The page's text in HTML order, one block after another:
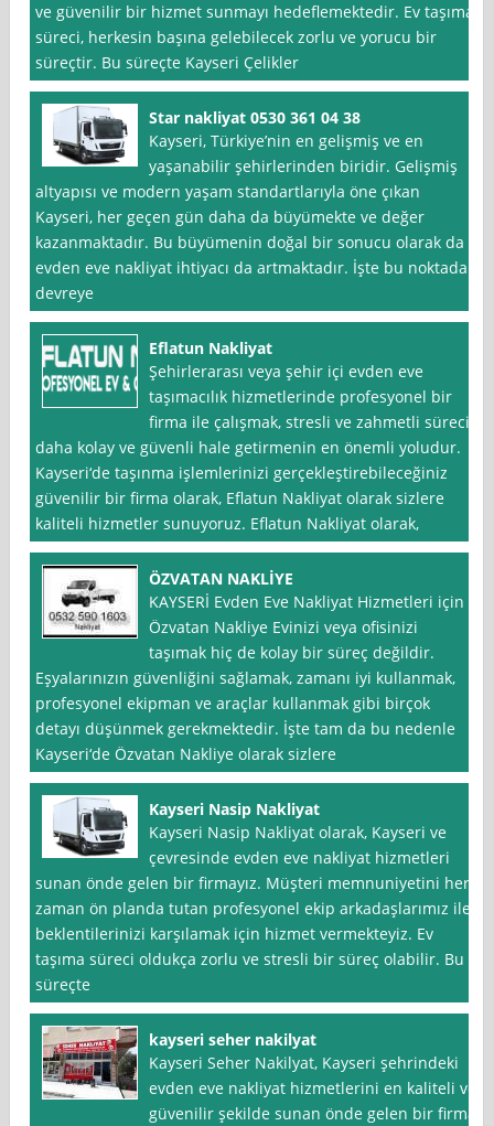
ve güvenilir bir hizmet sunmayı hedeflemektedir. Ev taşıma
süreci, herkesin başına gelebilecek zorlu ve yorucu bir
süreçtir. Bu süreçte Kayseri Çelikler
Star nakliyat 0530 361 04 38
Kayseri, Türkiye’nin en gelişmiş ve en
yaşanabilir şehirlerinden biridir. Gelişmiş
altyapısı ve modern yaşam standartlarıyla öne çıkan
Kayseri, her geçen gün daha da büyümekte ve değer
kazanmaktadır. Bu büyümenin doğal bir sonucu olarak da
evden eve nakliyat ihtiyacı da artmaktadır. İşte bu noktada
devreye
Eflatun Nakliyat
Şehirlerarası veya şehir içi evden eve
taşımacılık hizmetlerinde profesyonel bir
firma ile çalışmak, stresli ve zahmetli süreci
daha kolay ve güvenli hale getirmenin en önemli yoludur.
Kayseri‘de taşınma işlemlerinizi gerçekleştirebileceğiniz
güvenilir bir firma olarak, Eflatun Nakliyat olarak sizlere
kaliteli hizmetler sunuyoruz. Eflatun Nakliyat olarak,
ÖZVATAN NAKLİYE
KAYSERİ Evden Eve Nakliyat Hizmetleri için
Özvatan Nakliye Evinizi veya ofisinizi
taşımak hiç de kolay bir süreç değildir.
Eşyalarınızın güvenliğini sağlamak, zamanı iyi kullanmak,
profesyonel ekipman ve araçlar kullanmak gibi birçok
detayı düşünmek gerekmektedir. İşte tam da bu nedenle
Kayseri‘de Özvatan Nakliye olarak sizlere
Kayseri Nasip Nakliyat
Kayseri Nasip Nakliyat olarak, Kayseri ve
çevresinde evden eve nakliyat hizmetleri
sunan önde gelen bir firmayız. Müşteri memnuniyetini her
zaman ön planda tutan profesyonel ekip arkadaşlarımız ile
beklentilerinizi karşılamak için hizmet vermekteyiz. Ev
taşıma süreci oldukça zorlu ve stresli bir süreç olabilir. Bu
süreçte
kayseri seher nakilyat
Kayseri Seher Nakilyat, Kayseri şehrindeki
evden eve nakliyat hizmetlerini en kaliteli ve
güvenilir şekilde sunan önde gelen bir firma